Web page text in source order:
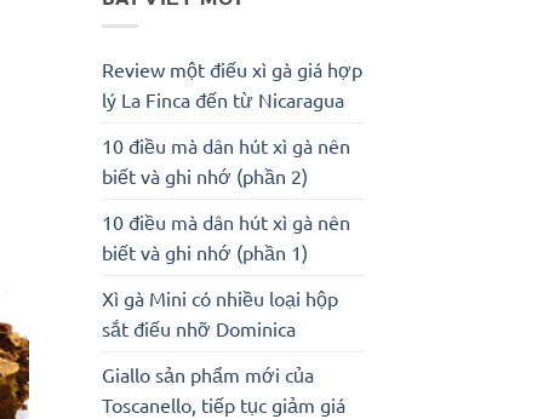
Review một điếu xì gà giá hợp
lý La Finca đến từ Nicaragua
10 điều mà dân hút xì gà nên
biết và ghi nhớ (phần 2)
10 điều mà dân hút xì gà nên
biết và ghi nhớ (phần 1)
Xì gà Mini có nhiều loại hộp
sắt điếu nhỡ Dominica
Giallo sản phẩm mới của
Toscanello, tiếp tục giảm giá